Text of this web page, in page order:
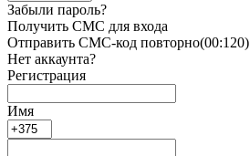
Забыли пароль?
Получить СМС для входа
Отправить СМС-код повторно(00:120)
Нет аккаунта?
Регистрация
Имя